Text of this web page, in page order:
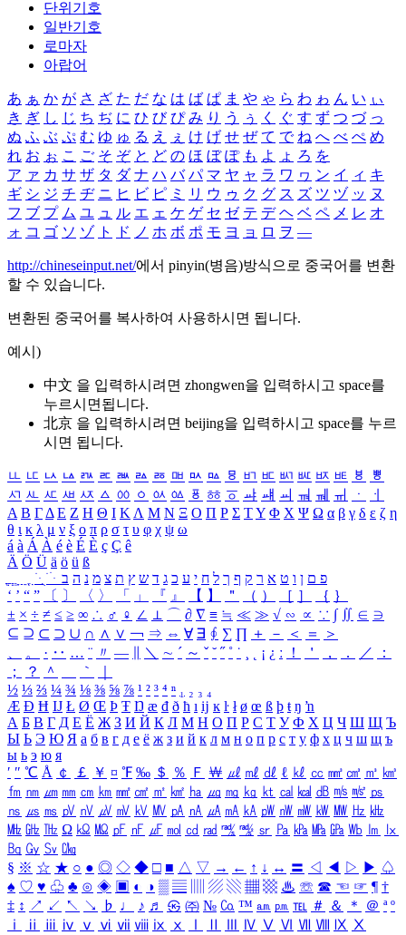
단위기호
일반기호
로마자
아랍어
あ ぁ か が さ ざ た だ な は ば ぱ ま や ゃ ら わ ゎ ん い ぃ
き ぎ し じ ち ぢ に ひ び ぴ み り う ぅ く ぐ す ず つ づ っ
ぬ ふ ぶ ぷ む ゆ ゅ る え ぇ け げ せ ぜ て で ね へ べ ぺ め
れ お ぉ こ ご そ ぞ と ど の ほ ぼ ぽ も よ ょ ろ を
ア ァ カ サ ザ タ ダ ナ ハ バ パ マ ヤ ャ ラ ワ ヮ ン イ ィ キ
ギ シ ジ チ ヂ ニ ヒ ビ ピ ミ リ ウ ゥ ク グ ス ズ ツ ヅ ッ ヌ
フ ブ プ ム ユ ュ ル エ ェ ケ ゲ セ ゼ テ デ ヘ ベ ペ メ レ オ
ォ コ ゴ ソ ゾ ト ド ノ ホ ボ ポ モ ヨ ョ ロ ヲ ―
http://chineseinput.net/에서 pinyin(병음)방식으로 중국어를 변환
할 수 있습니다.
변환된 중국어를 복사하여 사용하시면 됩니다.
예시)
中文 을 입력하시려면 zhongwen을 입력하시고 space를
누르시면됩니다.
北京 을 입력하시려면 beijing을 입력하시고 space를 누르
시면 됩니다.
ㅥ ㅦ ㅧ ㅨ ㅩ ㅪ ㅫ ㅬ ㅭ ㅮ ㅯ ㅰ ㅱ ㅲ ㅳ ㅴ ㅵ ㅶ ㅷ ㅸ
ㅹ
ㅺ ㅻ ㅼ ㅽ ㅾ ㅿ ㆀ ㆁ ㆂ ㆃ ㆄ ㆅ ㆆ ㆇ ㆈ ㆉ ㆊ ㆋ ㆌ ㆍ
ㆎ
Α Β ΓΔ Ε Ζ Η Θ Ι ΚΛ Μ Ν Ξ Ο Π Ρ Σ ΤΥ Φ Χ Ψ Ω α β γ δ ε ζ η
θ ι κ λ μ ν ξ ο π ρ σ τ υ φ χ ψ ω
á à Á À é è É È ç Ç ê
Ä Ö Ü ä ö ü ß
ִֶֹ ֻּ ׁׂ פ ם ן ו ט א ר ק ף ך ל ח י ע כ ג ד ש ץ ת צ מ נ ה ב
‘ ’ “ ” 〔 〕 〈 〉 「 」 『 』 【 】 ＂ （ ） ［ ］ ｛ ｝
± × ÷ ≠ ≤ ≥ ∞ ∴ ♂ ♀ ∠ ⊥ ⌒ ∂ ∇ ≡ ≒ ≪ ≫ √ ∽ ∝ ∵ ∫ ∬ ∈ ∋
⊆ ⊇ ⊂ ⊃ ∪ ∩ ∧ ∨ ￢ ⇒ ⇔ ∀ ∃ ∮ ∑ ∏ ＋ － ＜ ＝
＞
、
。 · ‥ … ¨ 〃 ― ＼ ∼ ´ ～ ˇ ˘ ˝ ˚ ˙ ¸ ¡ ¿ ː ！ ＇ ， ． ／
：
；
？ ＾ ｀
½ ⅓ ⅔ ¼ ¾ ⅛ ⅜ ⅝ ⅞ ¹ ² ³ ⁴ ⁿ ₁ ₂ ₃ ₄
Æ Ð Ħ Ĳ Ł Ø Œ Þ Ŧ Ŋ æ đ ð ħ ı ĳ ĸ ŀ ł ø œ ß þ ŧ ŋ ŉ
А Б В Г Д Е Ё Ж З И Й К Л М Н О П Р С Т У Ф Х Ц Ч Ш Щ Ъ
Ы Ь Э Ю Я а б в г д е ё ж з и й к л м н о п р с т у ф х ц ч ш щ ъ
ы ь э ю я
′ ″ ℃ Å ￠ ￡ ￥ ¤ ℉ ‰ ＄ ％ Ｆ ￦ ㎕ ㎖ ㎗ ℓ ㎘ ㏄ ㎣ ㎤ ㎥ ㎦
㎙ ㎚ ㎛ ㎜ ㎝ ㎞ ㎟ ㎠ ㎡ ㎢ ㏊ ㎍ ㎎ ㎏ ㏏ ㎈ ㎉ ㏈ ㎧ ㎨ ㎰
㎱ ㎲ ㎳ ㎴ ㎵ ㎶ ㎷ ㎸ ㎹ ㎀ ㎁ ㎂ ㎃ ㎄ ㎺ ㎻ ㎽ ㎾ ㎿ ㎐ ㎑
㎒ ㎓ ㎔ Ω ㏀ ㏁ ㎊ ㎋ ㎌ ㏖ ㏅ ㎭ ㎮ ㎯ ㏛ ㎩ ㎪ ㎫ ㎬ ㏝ ㏐
㏓
㏃ ㏉ ㏜ ㏆
§ ※ ☆ ★ ○ ● ◎ ◇ ◆ □ ■ △ ▽ → ← ↑ ↓ ↔ 〓 ◁ ◀ ▷ ▶ ♤
♠ ♡ ♥ ♧ ♣ ⊙ ◈ ▣ ◐ ◑ ▒ ▤ ▨ ▧ ▦ ▩ ♨ ☏ ☎ ☜ ☞ ¶ †
‡ ↕ ↗ ↙ ↖ ↘ ♭ ♩ ♪ ♬ ㉿ ㈜ № ㏇ ™ ㏂ ㏘ ℡ ＃ ＆ ＊ ＠ ª º
ⅰ
ⅱ ⅲ ⅳ ⅴ ⅵ ⅶ ⅷ ⅸ ⅹ Ⅳ Ⅴ Ⅵ Ⅶ Ⅷ Ⅸ Ⅹ